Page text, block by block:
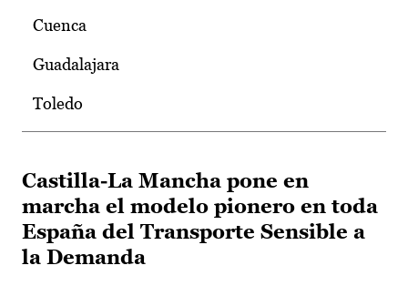
Cuenca
Guadalajara
Toledo
Castilla-La Mancha pone en
marcha el modelo pionero en toda
España del Transporte Sensible a
la Demanda